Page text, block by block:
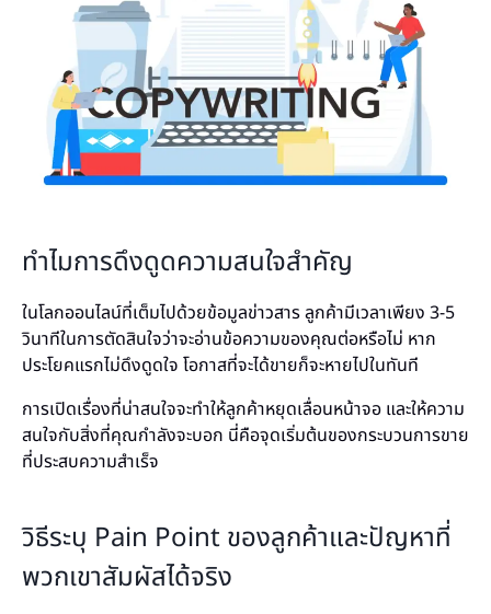
ทำไมการดึงดูดความสนใจสำคัญ
ในโลกออนไลน์ที่เต็มไปด้วยข้อมูลข่าวสาร ลูกค้ามีเวลาเพียง 3-5
วินาทีในการตัดสินใจว่าจะอ่านข้อความของคุณต่อหรือไม่ หาก
ประโยคแรกไม่ดึงดูดใจ โอกาสที่จะได้ขายก็จะหายไปในทันที
การเปิดเรื่องที่น่าสนใจจะทำให้ลูกค้าหยุดเลื่อนหน้าจอ และให้ความ
สนใจกับสิ่งที่คุณกำลังจะบอก นี่คือจุดเริ่มต้นของกระบวนการขาย
ที่ประสบความสำเร็จ
วิธีระบุ Pain Point ของลูกค้าและปัญหาที่
พวกเขาสัมผัสได้จริง